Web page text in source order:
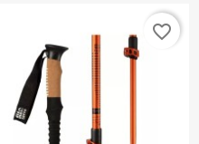
favorite_border